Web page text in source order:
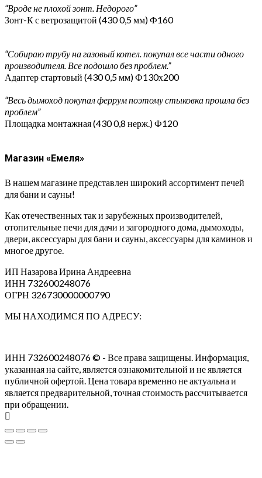
“Вроде не плохой зонт. Недорого”
Зонт-К с ветрозащитой (430 0,5 мм) Ф160
“Собираю трубу на газовый котел. покупал все части одного
производителя. Все подошло без проблем.”
Адаптер стартовый (430 0,5 мм) Ф130х200
“Весь дымоход покупал феррум поэтому стыковка прошла без
проблем”
Площадка монтажная (430 0,8 нерж.) Ф120
Магазин «Емеля»
В нашем магазине представлен широкий ассортимент печей
для бани и сауны!
Как отечественных так и зарубежных производителей,
отопительные печи для дачи и загородного дома, дымоходы,
двери, аксессуары для бани и сауны, аксессуары для каминов и
многое другое.
ИП Назарова Ирина Андреевна⁠
ИНН 732600248076
ОГРН 326730000000790
МЫ НАХОДИМСЯ ПО АДРЕСУ:
ИНН 732600248076 © - Все права защищены. Информация,
указанная на сайте, является ознакомительной и не является
публичной офертой. Цена товара временно не актуальна и
является предварительной, точная стоимость рассчитывается
при обращении.